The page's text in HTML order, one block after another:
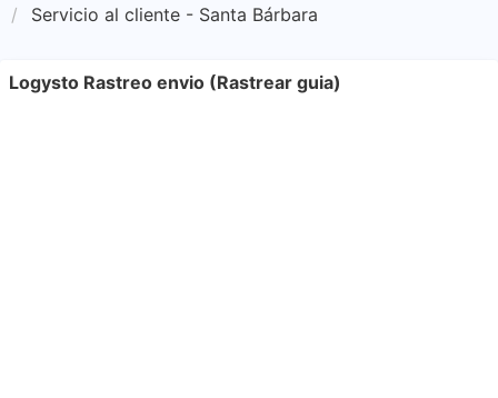
Servicio al cliente - Santa Bárbara
Logysto Rastreo envio (Rastrear guia)